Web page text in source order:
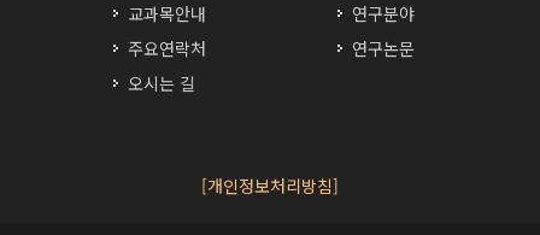
교과목안내
주요연락처
오시는 길
연구분야
연구논문
[개인정보처리방침]